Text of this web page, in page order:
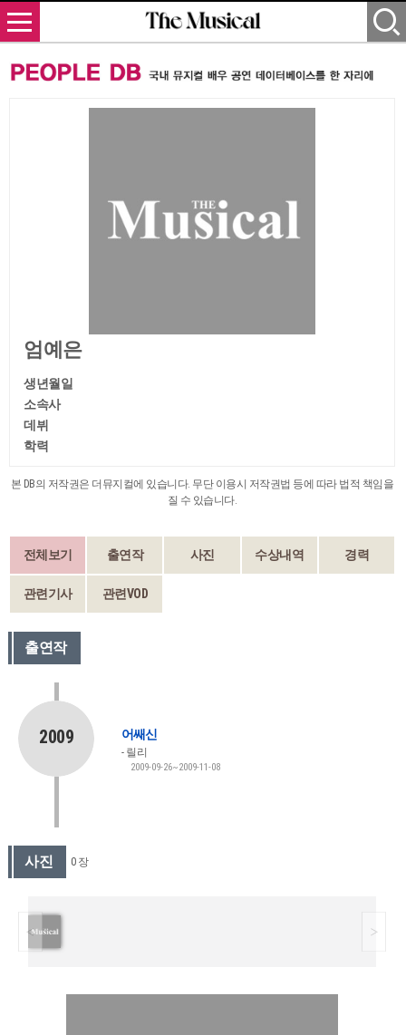
엄예은
생년월일
소속사
데뷔
학력
본 DB의 저작권은 더뮤지컬에 있습니다. 무단 이용시 저작권법 등에 따라 법적 책임을
질 수 있습니다.
전체보기 출연작 사진 수상내역 경력
관련기사 관련VOD
출연작
2009 어쌔신
릴리
2009-09-26~2009-11-08
사진 0 장